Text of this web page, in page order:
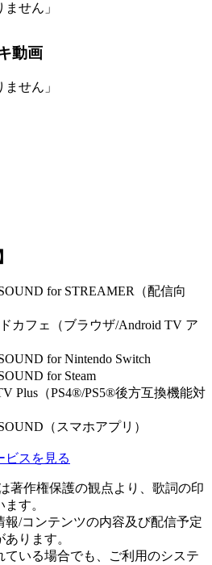
せん」
動画
せん」
for STREAMER（配信向
カフェ（ブラウザ/Android TV ア
for Nintendo Switch
for Steam
Plus（PS4®/PS5®後方互換機能対
（スマホアプリ）
ビスを見る
著作権保護の観点より、歌詞の印
す。
報/コンテンツの内容及び配信予定
ります。
ている場合でも、ご利用のシステ